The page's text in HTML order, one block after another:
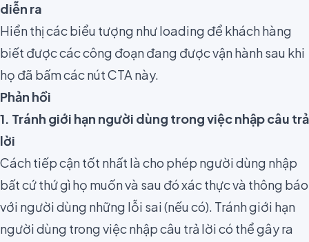
diễn ra
Hiển thị các biểu tượng như loading để khách hàng
biết được các công đoạn đang được vận hành sau khi
họ đã bấm các nút CTA này.
Phản hồi
1. Tránh giới hạn người dùng trong việc nhập câu trả
lời
Cách tiếp cận tốt nhất là cho phép người dùng nhập
bất cứ thứ gì họ muốn và sau đó xác thực và thông báo
với người dùng những lỗi sai (nếu có). Tránh giới hạn
người dùng trong việc nhập câu trả lời có thể gây ra